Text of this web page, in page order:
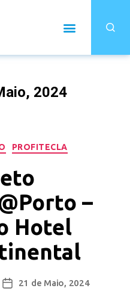
2024
PROFITECLA
–
Hotel
21 de Maio, 2024